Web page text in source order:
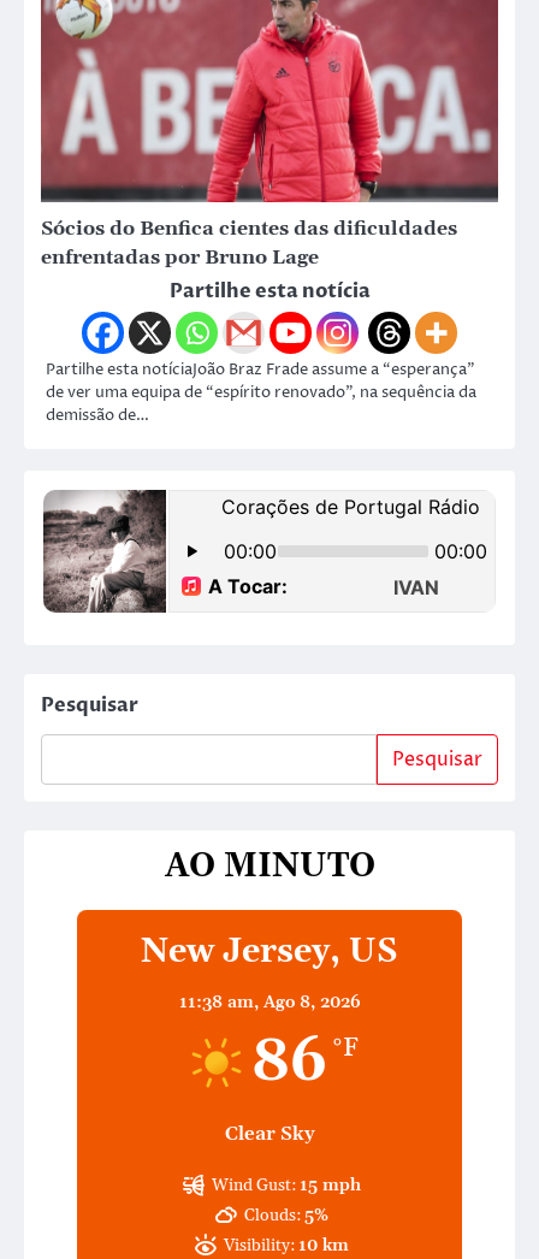
Sócios do Benfica cientes das dificuldades
enfrentadas por Bruno Lage
Partilhe esta notícia
Partilhe esta notíciaJoão Braz Frade assume a “esperança”
de ver uma equipa de “espírito renovado”, na sequência da
demissão de…
Pesquisar
Pesquisar
AO MINUTO
New Jersey, US
11:38 am, Ago 8, 2026
86 °F
Clear Sky
Wind Gust: 15 mph
Clouds:5%
Visibility: 10 km